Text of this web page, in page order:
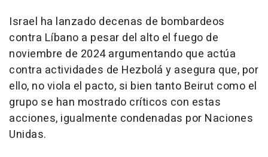
Israel ha lanzado decenas de bombardeos
contra Líbano a pesar del alto el fuego de
noviembre de 2024 argumentando que actúa
contra actividades de Hezbolá y asegura que, por
ello, no viola el pacto, si bien tanto Beirut como el
grupo se han mostrado críticos con estas
acciones, igualmente condenadas por Naciones
Unidas.